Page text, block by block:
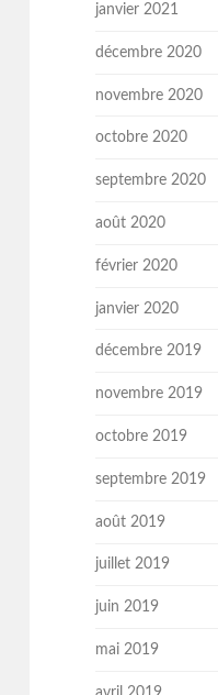
janvier 2021
décembre 2020
novembre 2020
octobre 2020
septembre 2020
août 2020
février 2020
janvier 2020
décembre 2019
novembre 2019
octobre 2019
septembre 2019
août 2019
juillet 2019
juin 2019
mai 2019